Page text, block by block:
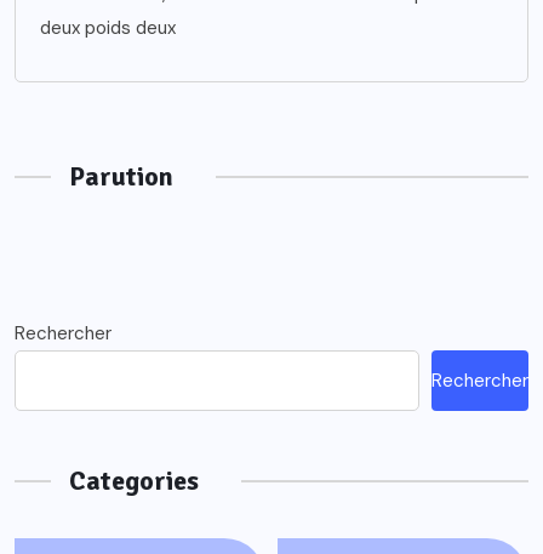
deux poids deux
Parution
Rechercher
Rechercher
Categories